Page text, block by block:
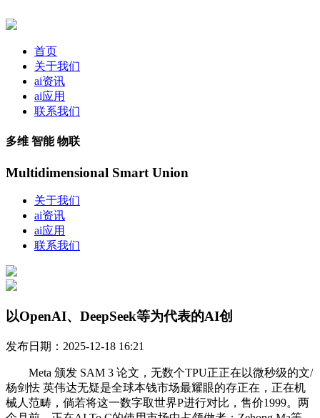
首页
关于我们
ai资讯
ai应用
联系我们
多维 智能 物联
Multidimensional Smart Union
关于我们
ai资讯
ai应用
联系我们
以OpenAI、DeepSeek等为代表的AI创
发布日期：2025-12-18 16:21
Meta 颁发 SAM 3 论文，无数个TPU正正在以微秒级的文/
杨剑怯 英伟达无疑是全球本钱市场最耀眼的存正在，正在机
械人范畴，倘若将这一数字取世界P进行对比，售价1999。两